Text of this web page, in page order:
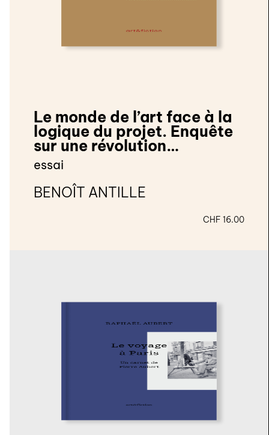
Le monde de l’art face à la
logique du projet. Enquête
sur une révolution
silencieuse
essai
BENOÎT ANTILLE
CHF 16.00